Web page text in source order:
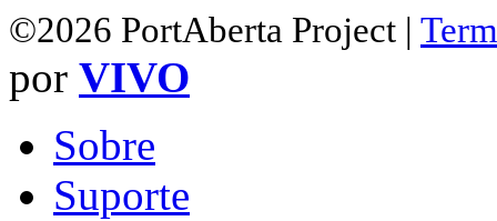
©2026 PortAberta Project |
por VIVO
Sobre
Suporte